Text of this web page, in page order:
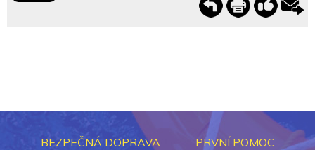
BEZPEČNÁ DOPRAVA PRVNÍ POMOC